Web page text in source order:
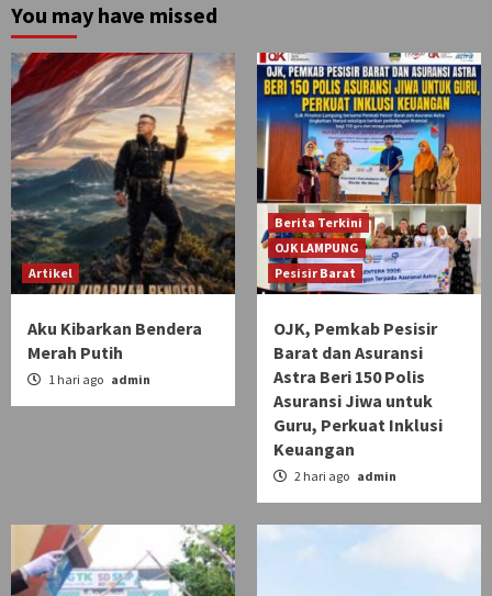
You may have missed
Artikel
Aku Kibarkan Bendera
Merah Putih
1 hari ago admin
Berita Terkini
OJK LAMPUNG
Pesisir Barat
OJK, Pemkab Pesisir
Barat dan Asuransi
Astra Beri 150 Polis
Asuransi Jiwa untuk
Guru, Perkuat Inklusi
Keuangan
2 hari ago admin